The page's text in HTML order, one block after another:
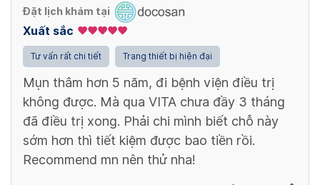
Đặt lịch khám tại
Xuất sắc
Tư vấn rất chi tiết Trang thiết bị hiện đại
Mụn thâm hơn 5 năm, đi bệnh viện điều trị
không được. Mà qua VITA chưa đầy 3 tháng
đã điều trị xong. Phải chi mình biết chỗ này
sớm hơn thì tiết kiệm được bao tiền rồi.
Recommend mn nên thử nha!